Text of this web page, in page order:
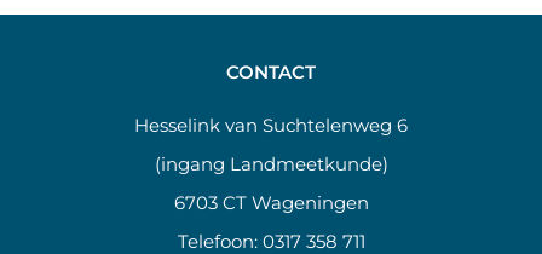
CONTACT
Hesselink van Suchtelenweg 6
(ingang Landmeetkunde)
6703 CT Wageningen
Telefoon: 0317 358 711